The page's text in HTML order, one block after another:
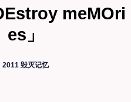
meMOri
es」
2011 毁灭记忆